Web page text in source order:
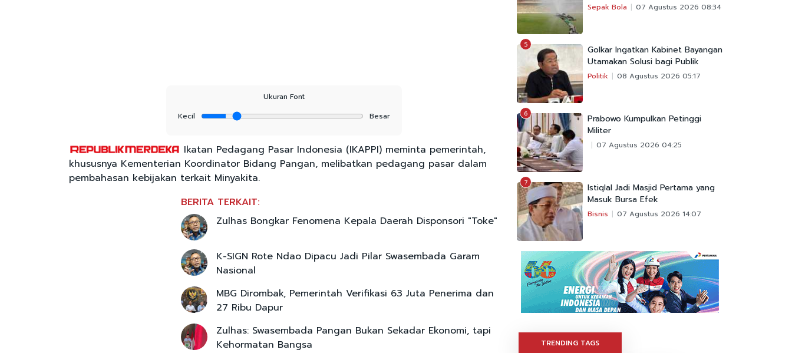
Ukuran Font
Kecil
Besar
Ikatan Pedagang Pasar Indonesia (IKAPPI) meminta pemerintah,
khususnya Kementerian Koordinator Bidang Pangan, melibatkan pedagang pasar dalam
pembahasan kebijakan terkait Minyakita.
BERITA TERKAIT:
Zulhas Bongkar Fenomena Kepala Daerah Disponsori "Toke"
K-SIGN Rote Ndao Dipacu Jadi Pilar Swasembada Garam
Nasional
MBG Dirombak, Pemerintah Verifikasi 63 Juta Penerima dan
27 Ribu Dapur
Zulhas: Swasembada Pangan Bukan Sekadar Ekonomi, tapi
Kehormatan Bangsa
Sepak Bola 07 Agustus 2026 08:34
5
Golkar Ingatkan Kabinet Bayangan
Utamakan Solusi bagi Publik
Politik 08 Agustus 2026 05:17
6
Prabowo Kumpulkan Petinggi
Militer
07 Agustus 2026 04:25
7
Istiqlal Jadi Masjid Pertama yang
Masuk Bursa Efek
Bisnis 07 Agustus 2026 14:07
TRENDING TAGS